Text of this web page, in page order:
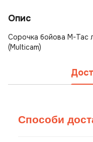
Опис
Сорочка бойова M-Tac
(Multicam)
Способи